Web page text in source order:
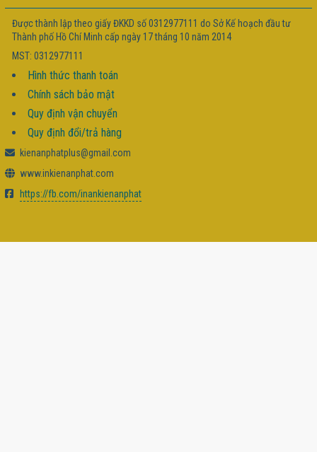
Được thành lập theo giấy ĐKKD số 0312977111 do Sở Kế hoạch đầu tư
Thành phố Hồ Chí Minh cấp ngày 17 tháng 10 năm 2014
MST: 0312977111
Hình thức thanh toán
Chính sách bảo mật
Quy định vận chuyển
Quy định đổi/trả hàng
kienanphatplus@gmail.com
www.inkienanphat.com
https://fb.com/inankienanphat